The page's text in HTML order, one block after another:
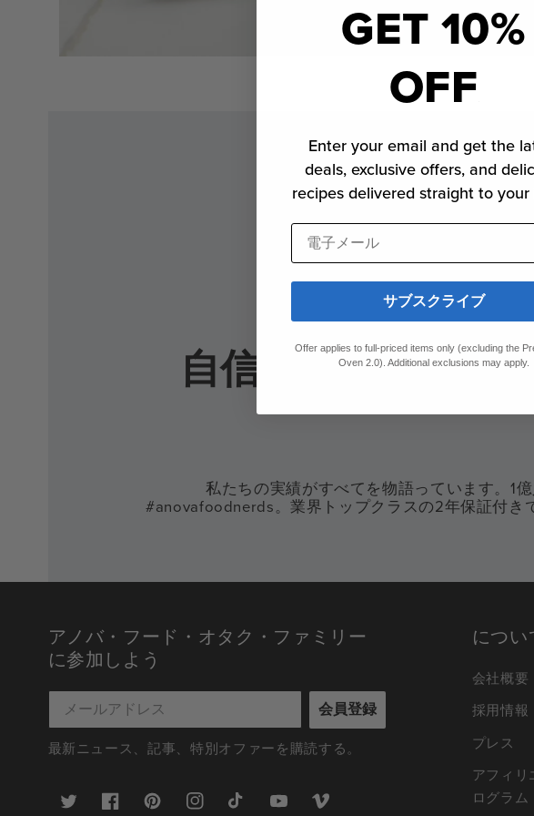
自信を持って料理
私たちの実績がすべてを物語っています。1
#anovafoodnerds。業界トップクラスの2年保証付き
アノバ・フード・オタク・ファミリー
に参加しよう
会員登録
最新ニュース、記事、特別オファーを購読する。
ツ
フ
ピ
イ
テ
ユ
ヴ
につい
会社概要
採用情報
プレス
アフィリ
ログラム
GET 10%
OFF
Enter your email and get the
deals, exclusive offers, and
recipes delivered straight to your
電子メール
サブスクライブ
Offer applies to full-priced items only (excluding the
Oven 2.0). Additional exclusions may apply.